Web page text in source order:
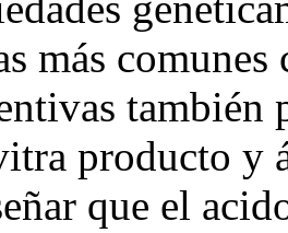
más comunes
producto y
que el